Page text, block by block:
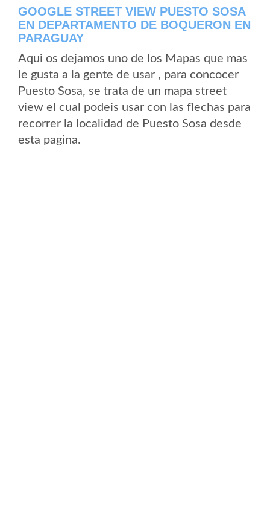
GOOGLE STREET VIEW PUESTO SOSA
EN DEPARTAMENTO DE BOQUERON EN
PARAGUAY
Aqui os dejamos uno de los Mapas que mas
le gusta a la gente de usar , para concocer
Puesto Sosa, se trata de un mapa street
view el cual podeis usar con las flechas para
recorrer la localidad de Puesto Sosa desde
esta pagina.